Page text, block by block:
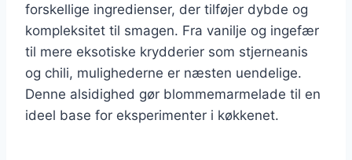
forskellige ingredienser, der tilføjer dybde og
kompleksitet til smagen. Fra vanilje og ingefær
til mere eksotiske krydderier som stjerneanis
og chili, mulighederne er næsten uendelige.
Denne alsidighed gør blommemarmelade til en
ideel base for eksperimenter i køkkenet.